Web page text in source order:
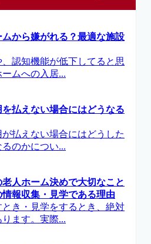
から嫌がれる？最適な施設
認知機能が低下してると思
ムへの入居...
払えない場合にはどうなる
払えない場合にはどうした
のかについ...
人ホーム決めで大切なこと
報収集・見学である理由
き・見学をするとき、絶対
ます。実際...